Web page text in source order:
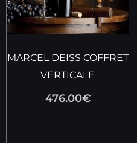
MARCEL DEISS COFFRET
VERTICALE
476.00€